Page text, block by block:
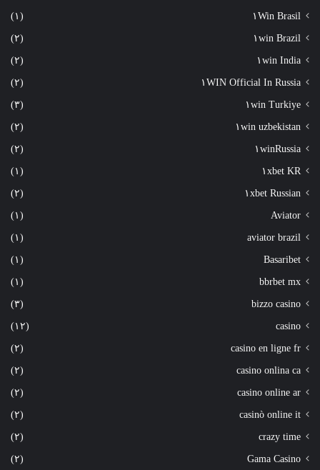
١Win Brasil (١)
١win Brazil (٢)
١win India (٢)
١WIN Official In Russia (٢)
١win Turkiye (٣)
١win uzbekistan (٢)
١winRussia (٢)
١xbet KR (١)
١xbet Russian (٢)
Aviator (١)
aviator brazil (١)
Basaribet (١)
bbrbet mx (١)
bizzo casino (٣)
casino (١٢)
casino en ligne fr (٢)
casino onlina ca (٢)
casino online ar (٢)
casinò online it (٢)
crazy time (٢)
Gama Casino (٢)